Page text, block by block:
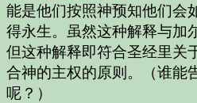
能是他们按照神预知他们会
得永生。虽然这种解释与加
但这种解释即符合圣经里关
合神的主权的原则。（谁能
呢？）